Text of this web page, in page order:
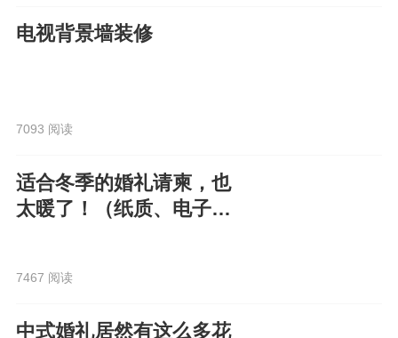
电视背景墙装修
7093 阅读
适合冬季的婚礼请柬，也
太暖了！（纸质、电子都
7467 阅读
中式婚礼居然有这么多花